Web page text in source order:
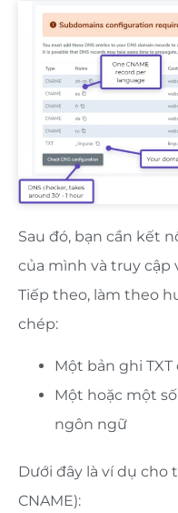
Sau đó, bạn cần kết
của mình và truy cập
Tiếp theo, làm theo
chép:
Một bản ghi
Một hoặc một
ngôn ngữ
Dưới đây là ví dụ cho
CNAME):